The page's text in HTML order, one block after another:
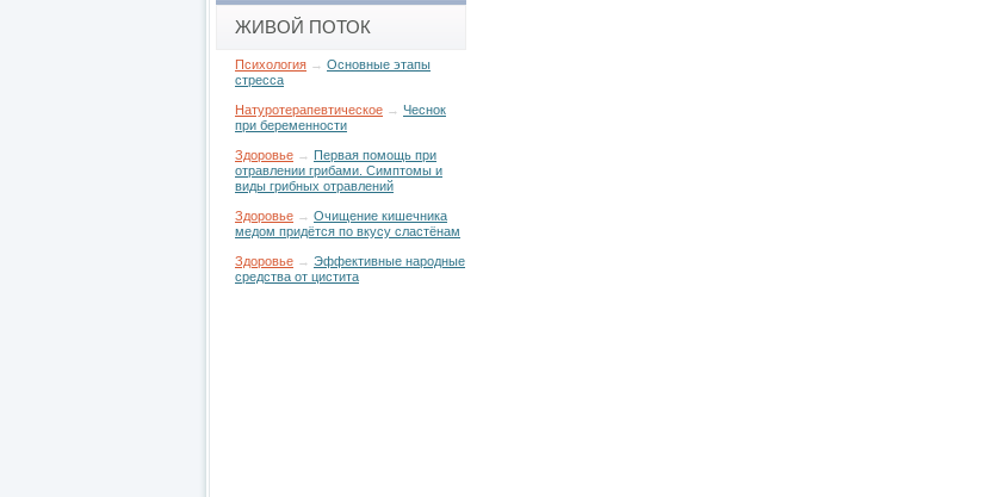
ЖИВОЙ ПОТОК
Психология → Основные этапы
стресса
Натуротерапевтическое → Чеснок
при беременности
Здоровье → Первая помощь при
отравлении грибами. Симптомы и
виды грибных отравлений
Здоровье → Очищение кишечника
медом придётся по вкусу сластёнам
Здоровье → Эффективные народные
средства от цистита